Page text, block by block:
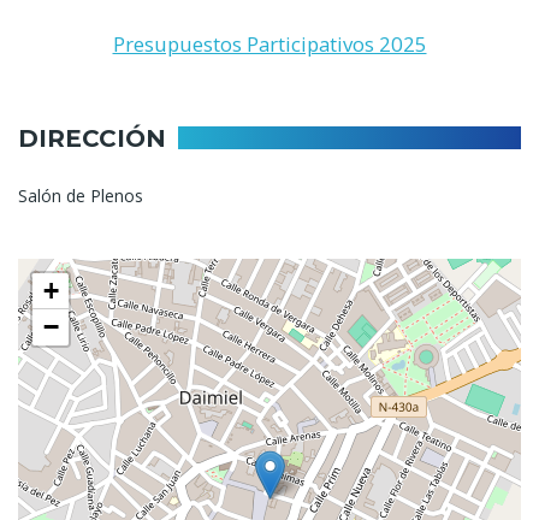
Presupuestos Participativos 2025
DIRECCIÓN
Salón de Plenos
+
−